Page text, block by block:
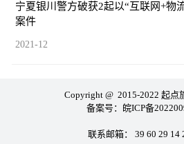
宁夏银川警方破获2起以“互联网+物
案件
2021-12
Copyright @ 2015-2022 起点
备案号： 皖ICP备
联系邮箱： 39 60 29 14